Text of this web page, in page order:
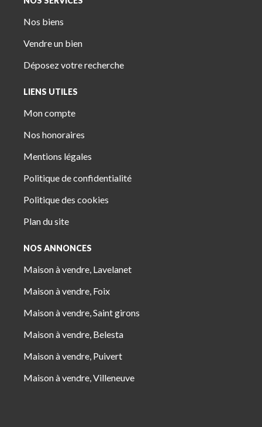
Nos biens
Vendre un bien
Déposez votre recherche
LIENS UTILES
Mon compte
Nos honoraires
Mentions légales
Politique de confidentialité
Politique des cookies
Plan du site
NOS ANNONCES
Maison à vendre, Lavelanet
Maison à vendre, Foix
Maison à vendre, Saint girons
Maison à vendre, Belesta
Maison à vendre, Puivert
Maison à vendre, Villeneuve